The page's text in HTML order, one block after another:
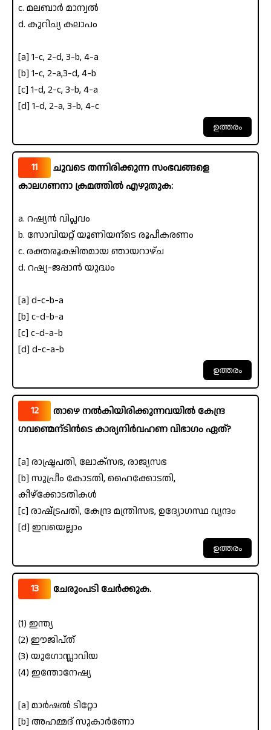
c. മലബാർ മാന്വൽ
d. കുറിച്യ കലാപം
[a] 1-c, 2-d, 3-b, 4-a
[b] 1-c, 2-a,3-d, 4-b
[c] 1-d, 2-c, 3-b, 4-a
[d] 1-d, 2-a, 3-b, 4-c
11
ചുവടെ തന്നിരിക്കുന്ന സംഭവങ്ങളെ
കാലഗണനാ ക്രമത്തിൽ എഴുതുക:
a. റഷ്യൻ വിപ്ലവം
b. സോവിയറ്റ് യൂണിയന്ടെ രൂപീകരണം
c. രക്തരൂക്ഷിതമായ ഞായറാഴ്ച
d. റഷ്യ-ജപ്പാൻ യുദ്ധം
[a] d-c-b-a
[b] c-d-b-a
[c] c-d-a-b
[d] d-c-a-b
12
താഴെ നൽകിയിരിക്കുന്നവയിൽ കേന്ദ്ര
ഗവണ്മെന്ടിൻടെ കാര്യനിർവഹണ വിഭാഗം ഏത്?
[a] രാഷ്ട്രപതി, ലോക്സഭ, രാജ്യസഭ
[b] സുപ്രീം കോടതി, ഹൈക്കോടതി,
കീഴ്‌ക്കോടതികൾ
[c] രാഷ്‌ട്രപതി, കേന്ദ്ര മന്ത്രിസഭ, ഉദ്യോഗസ്ഥ വൃന്ദം
[d] ഇവയെല്ലാം
13 ചേരുംപടി ചേർക്കുക.
(1) ഇന്ത്യ
(2) ഈജിപ്ത്
(3) യുഗോസ്ലാവിയ
(4) ഇന്തോനേഷ്യ
[a] മാർഷൽ ടിറ്റോ
[b] അഹമ്മദ് സുകാർണോ